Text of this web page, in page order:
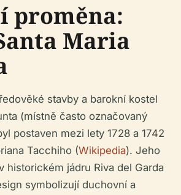
proměna:
Maria
stavby a barokní kostel
(místně často označovaný
postaven mezi lety 1728 a 1742
Tacchiho (Wikipedia). Jeho
historickém jádru Riva del Garda
symbolizují duchovní a